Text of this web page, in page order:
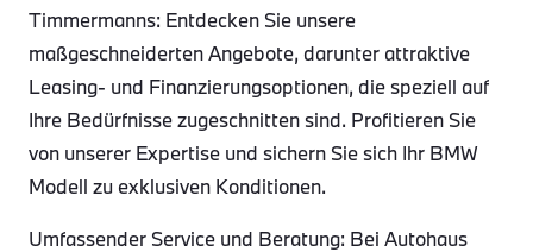
Timmermanns: Entdecken Sie unsere
maßgeschneiderten Angebote, darunter attraktive
Leasing- und Finanzierungsoptionen, die speziell auf
Ihre Bedürfnisse zugeschnitten sind. Profitieren Sie
von unserer Expertise und sichern Sie sich Ihr BMW
Modell zu exklusiven Konditionen.
Umfassender Service und Beratung: Bei Autohaus